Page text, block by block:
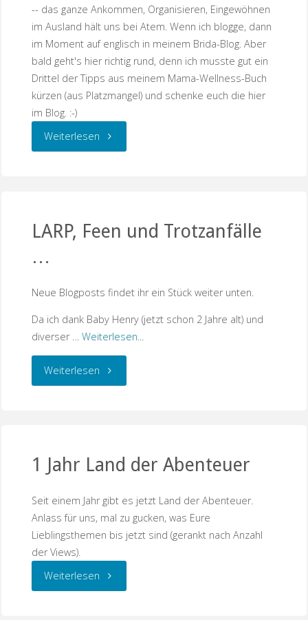
-- das ganze Ankommen, Organisieren, Eingewöhnen
im Ausland hält uns bei Atem. Wenn ich blogge, dann
im Moment auf englisch in meinem Brida-Blog. Aber
bald geht's hier richtig rund, denn ich musste gut ein
Drittel der Tipps aus meinem Mama-Wellness-Buch
kürzen (aus Platzmangel) und schenke euch die hier
im Blog. :-)
Weiterlesen"Strangers
strange
Auswandern
nach
Katar"
LARP, Feen und Trotzanfälle
…
Neue Blogposts findet ihr ein Stück weiter unten.
Da ich dank Baby Henry (jetzt schon 2 Jahre alt) und
diverser …Weiterlesen...
Weiterlesen"LARP,
Trotzanfälle
1 Jahr Land der Abenteuer
Seit einem Jahr gibt es jetzt Land der Abenteuer.
Anlass für uns, mal zu gucken, was Eure
Lieblingsthemen bis jetzt sind (gerankt nach Anzahl
der Views).
Weiterlesen"1